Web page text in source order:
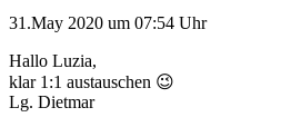
31.May 2020 um 07:54 Uhr
Hallo Luzia,
klar 1:1 austauschen 😉
Lg. Dietmar